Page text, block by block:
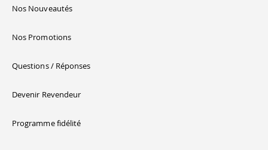
Nos Nouveautés
Nos Promotions
Questions / Réponses
Devenir Revendeur
Programme fidélité